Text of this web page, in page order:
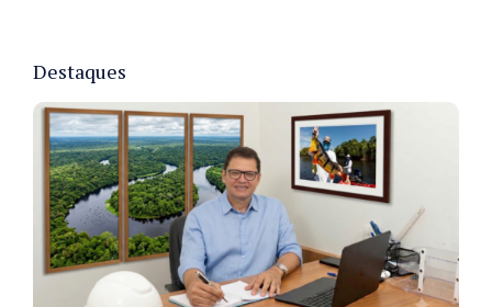
Destaques